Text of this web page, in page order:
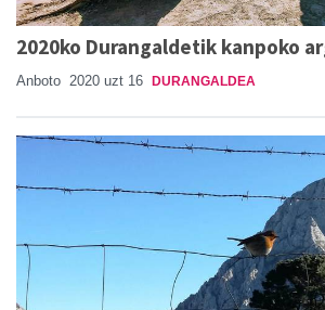
2020ko Durangaldetik kanpoko
Anboto 2020 uzt 16 DURANGALDEA